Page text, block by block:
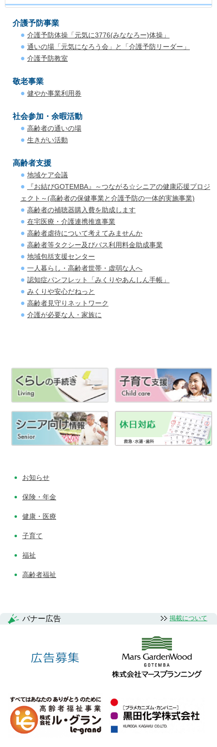
介護予防事業
介護予防体操「元気に3776(みななろー)体操」
通いの場「元気になろう会」と「介護予防リーダー」
介護予防教室
敬老事業
健やか事業利用券
社会参加・余暇活動
高齢者の通いの場
生きがい活動
高齢者支援
地域ケア会議
『お結びGOTEMBA』～つながる☆シニアの健康応援プロジ
ェクト～(高齢者の保健事業と介護予防の一体的実施事業)
高齢者の補聴器購入費を助成します
在宅医療・介護連携推進事業
高齢者虐待について考えてみませんか
高齢者等タクシー及びバス利用料金助成事業
地域包括支援センター
一人暮らし・高齢者世帯・虚弱な人へ
認知症パンフレット「みくりやあんしん手帳」
みくりや安心だねっと
高齢者見守りネットワーク
介護が必要な人・家族に
お知らせ
保険・年金
健康・医療
子育て
福祉
高齢者福祉
バナー広告 掲載について